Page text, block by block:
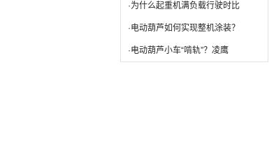
·为什么起重机满负载行驶时比
·电动葫芦如何实现整机涂装？
·电动葫芦小车“啃轨”？凌鹰